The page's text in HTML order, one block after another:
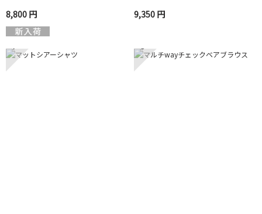
8,800 円 9,350 円
7 8